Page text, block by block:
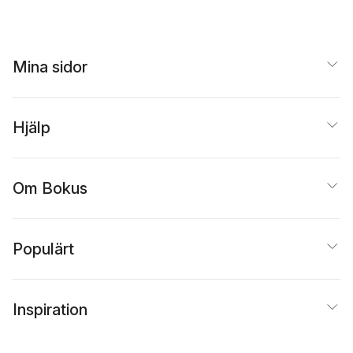
Mina sidor
Hjälp
Om Bokus
Populärt
Inspiration